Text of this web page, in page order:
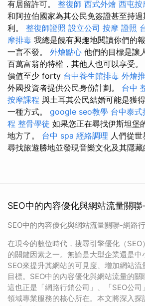
有居留許可。 整復師 西式外燴 西屯按
和阿拉伯國家為其公民免簽證甚至持
利。 整復師證照 設立公司 按摩 證照
摩排毒 我總是饒有興趣地閱讀你們的
一言不發。 外燴點心 他們的目標是讓
百萬富翁的特權，其他人也可以享受
價值至少 forty 台中養生館排毒 外燴
外國投資者提供公民身份計劃。 台中
按摩課程 與土耳其公民結婚可能是獲
一種方式。 google seo教學 台中泰
程 整骨學徒 如果您正在尋找伊斯坦堡
地方了。 台中 spa 經絡調理 人們從
尋找旅遊勝地並發現音樂文化及其隱藏
SEO中的內容優化與網站流量關
SEO中的內容優化與網站流量關聯-網路
在現今的數位時代，搜尋引擎優化（
的關鍵因素之一。無論是大型企業還是
SEO來提升其網站的可見度、增加網站
目標。SEO中的內容優化與網站流量的
這也正是「網路行銷公司」、「SEO公
領域專業服務的核心所在。本文將深入探